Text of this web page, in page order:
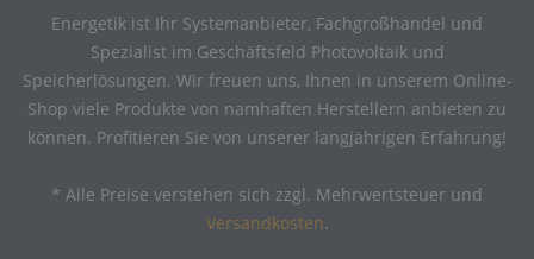
Energetik ist Ihr Systemanbieter, Fachgroßhandel und
Spezialist im Geschäftsfeld Photovoltaik und
Speicherlösungen. Wir freuen uns, Ihnen in unserem Online-
Shop viele Produkte von namhaften Herstellern anbieten zu
können. Profitieren Sie von unserer langjährigen Erfahrung!
* Alle Preise verstehen sich zzgl. Mehrwertsteuer und
Versandkosten.